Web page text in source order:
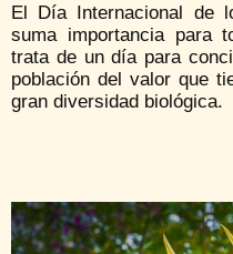
El Día Internacional de
suma importancia para
trata de un día para
población del valor que
gran diversidad biológica.